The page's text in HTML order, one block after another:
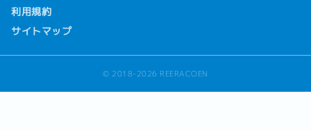
利用規約
サイトマップ
© 2018-2026 REERACOEN